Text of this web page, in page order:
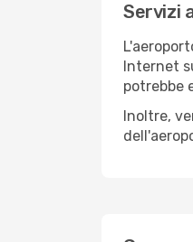
Servizi
Internet
potrebbe
Inoltre,